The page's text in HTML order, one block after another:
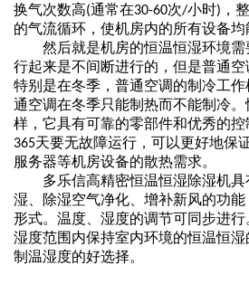
换气次数高(通常在30-60次/小时) ，
的气流循环，使机房内的所有设备均
然后就是机房的恒温恒湿环境
行起来是不间断进行的，但是普通空
特别是在冬季，普通空调的制冷工
通空调在冬季只能制热而不能制冷。
样，它具有可靠的零部件和优秀的
365天要无故障运行，可以更好地保
服务器等机房设备的散热需求。
多乐信高精密恒温恒湿除湿机具
湿、除湿空气净化 、增补新风的功
形式。温度、湿度的调节可同步进
湿度范围内保持室内环境的恒温恒
制温湿度的好选择。